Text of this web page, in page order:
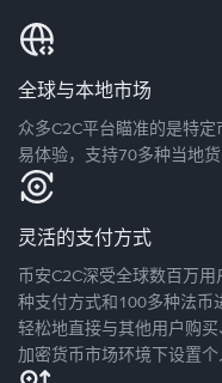
全球与本地市场
众多C2C平台瞄准的是特
易体验，支持70多种当地货
灵活的支付方式
币安C2C深受全球数百万
种支付方式和100多种法币
轻松地直接与其他用户购
加密货币市场环境下设置个